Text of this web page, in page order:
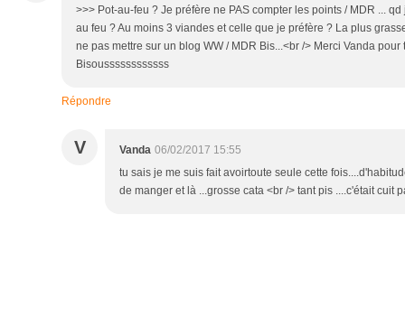
>>> Pot-au-feu ? Je préfère ne PAS compter les points / MDR ...
au feu ? Au moins 3 viandes et celle que je préfère ? La plus
ne pas mettre sur un blog WW / MDR Bis...<br /> Merci Vanda
Bisoussssssssssss
Répondre
V Vanda 06/02/2017 15:55
tu sais je me suis fait avoirtoute seule cette
de manger et là ...grosse cata <br /> tant pis ....c'était cuit